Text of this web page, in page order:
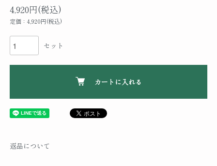
4,920円(税込)
定価：4,920円(税込)
セット
カートに入れる
返品について